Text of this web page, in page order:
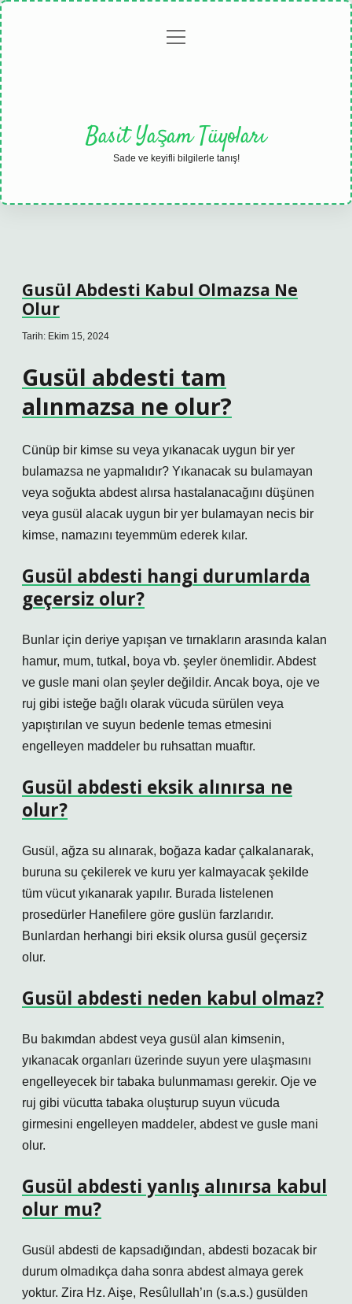
Gizlilikmenüyü
Basit Yaşam Tüyoları
Sade ve keyifli bilgilerle tanış!
Gusül Abdesti Kabul Olmazsa Ne
Olur
Tarih: Ekim 15, 2024
Gusül abdesti tam
alınmazsa ne olur?
Cünüp bir kimse su veya yıkanacak uygun bir yer
bulamazsa ne yapmalıdır? Yıkanacak su bulamayan
veya soğukta abdest alırsa hastalanacağını düşünen
veya gusül alacak uygun bir yer bulamayan necis bir
kimse, namazını teyemmüm ederek kılar.
Gusül abdesti hangi durumlarda
geçersiz olur?
Bunlar için deriye yapışan ve tırnakların arasında kalan
hamur, mum, tutkal, boya vb. şeyler önemlidir. Abdest
ve gusle mani olan şeyler değildir. Ancak boya, oje ve
ruj gibi isteğe bağlı olarak vücuda sürülen veya
yapıştırılan ve suyun bedenle temas etmesini
engelleyen maddeler bu ruhsattan muaftır.
Gusül abdesti eksik alınırsa ne
olur?
Gusül, ağza su alınarak, boğaza kadar çalkalanarak,
buruna su çekilerek ve kuru yer kalmayacak şekilde
tüm vücut yıkanarak yapılır. Burada listelenen
prosedürler Hanefilere göre guslün farzlarıdır.
Bunlardan herhangi biri eksik olursa gusül geçersiz
olur.
Gusül abdesti neden kabul olmaz?
Bu bakımdan abdest veya gusül alan kimsenin,
yıkanacak organları üzerinde suyun yere ulaşmasını
engelleyecek bir tabaka bulunmaması gerekir. Oje ve
ruj gibi vücutta tabaka oluşturup suyun vücuda
girmesini engelleyen maddeler, abdest ve gusle mani
olur.
Gusül abdesti yanlış alınırsa kabul
olur mu?
Gusül abdesti de kapsadığından, abdesti bozacak bir
durum olmadıkça daha sonra abdest almaya gerek
yoktur. Zira Hz. Aişe, Resûlullah’ın (s.a.s.) gusülden